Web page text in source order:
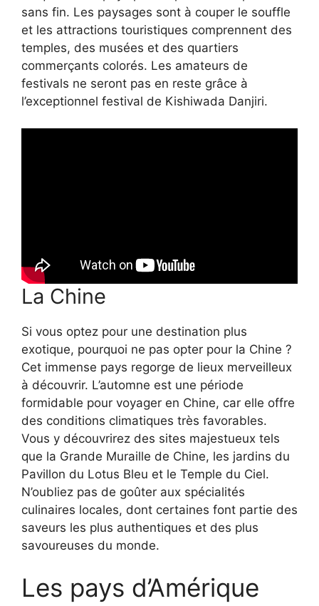
sans fin. Les paysages sont à couper le souffle
et les attractions touristiques comprennent des
temples, des musées et des quartiers
commerçants colorés. Les amateurs de
festivals ne seront pas en reste grâce à
l’exceptionnel festival de Kishiwada Danjiri.
La Chine
Si vous optez pour une destination plus
exotique, pourquoi ne pas opter pour la Chine ?
Cet immense pays regorge de lieux merveilleux
à découvrir. L’automne est une période
formidable pour voyager en Chine, car elle offre
des conditions climatiques très favorables.
Vous y découvrirez des sites majestueux tels
que la Grande Muraille de Chine, les jardins du
Pavillon du Lotus Bleu et le Temple du Ciel.
N’oubliez pas de goûter aux spécialités
culinaires locales, dont certaines font partie des
saveurs les plus authentiques et des plus
savoureuses du monde.
Les pays d’Amérique